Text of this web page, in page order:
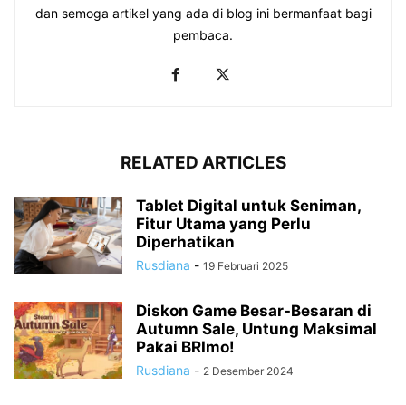
dan semoga artikel yang ada di blog ini bermanfaat bagi
pembaca.
RELATED ARTICLES
Tablet Digital untuk Seniman,
Fitur Utama yang Perlu
Diperhatikan
Rusdiana - 19 Februari 2025
Diskon Game Besar-Besaran di
Autumn Sale, Untung Maksimal
Pakai BRImo!
Rusdiana - 2 Desember 2024